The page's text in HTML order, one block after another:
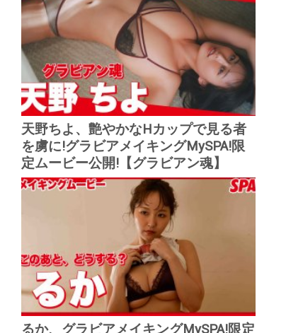
天野ちよ、艶やかなHカップで見る者
を虜に!グラビアメイキングMySPA!限
定ムービー公開!【グラビアン魂】
るか、グラビアメイキングMySPA!限定